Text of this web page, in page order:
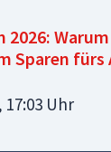
2026:
Sparen fürs
17:03 Uhr